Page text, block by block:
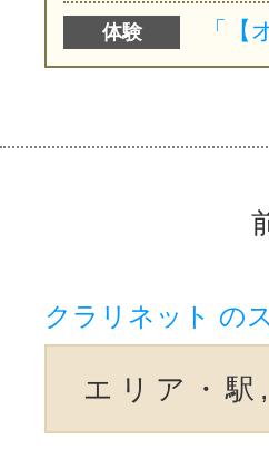
体験
クラリネット の
エリア・